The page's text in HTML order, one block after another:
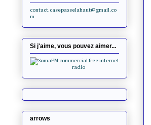
contact.casepasselahaut@gmail.co
m
Si j'aime, vous pouvez aimer...
arrows